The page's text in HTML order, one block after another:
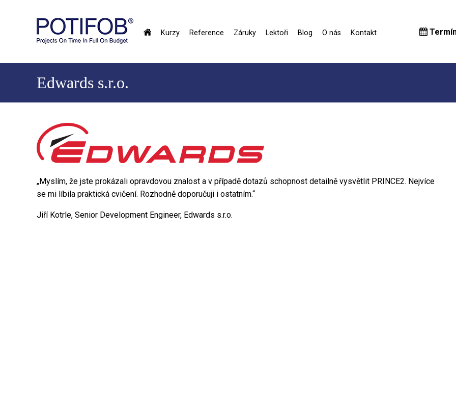
Hlavné
Kurzy Reference Záruky Lektoři Blog O nás Kontakt
Edwards s.r.o.
„Myslím, že jste prokázali opravdovou znalost a v případě dotazů schopnost detailně vysvětlit PRINCE2. Nejvíce
se mi líbila praktická cvičení. Rozhodně doporučuji i ostatním.“
Jiří Kotrle, Senior Development Engineer, Edwards s.r.o.